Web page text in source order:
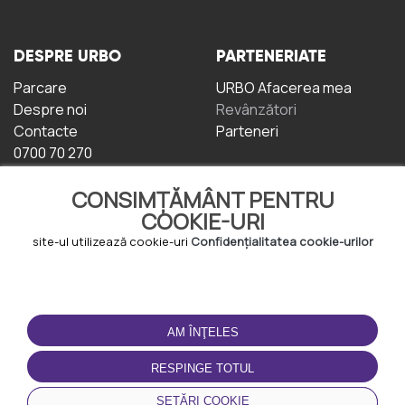
CONSIMȚĂMÂNT PENTRU
COOKIE-URI
site-ul utilizează cookie-uri Confidențialitatea cookie-urilor
AM ÎNŢELES
RESPINGE TOTUL
SETĂRI COOKIE
DESPRE URBO
Parcare
Despre noi
Contacte
0700 70 270
PARTENERIATE
URBO Afacerea mea
Revânzători
Parteneri
TERMENI DE UTILIZARE
Termeni și condiții
Politica de
Confidențialitate
Politica de cookie-uri
DESCĂRCAȚI
APLICAȚIA